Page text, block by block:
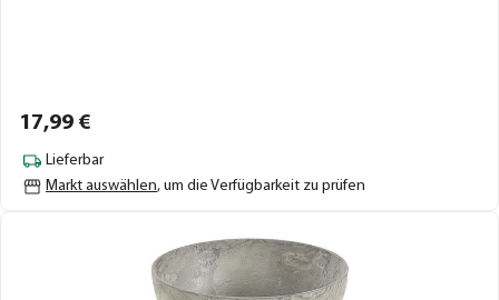
17,99 €
Lieferbar
Markt auswählen, um die Verfügbarkeit zu prüfen